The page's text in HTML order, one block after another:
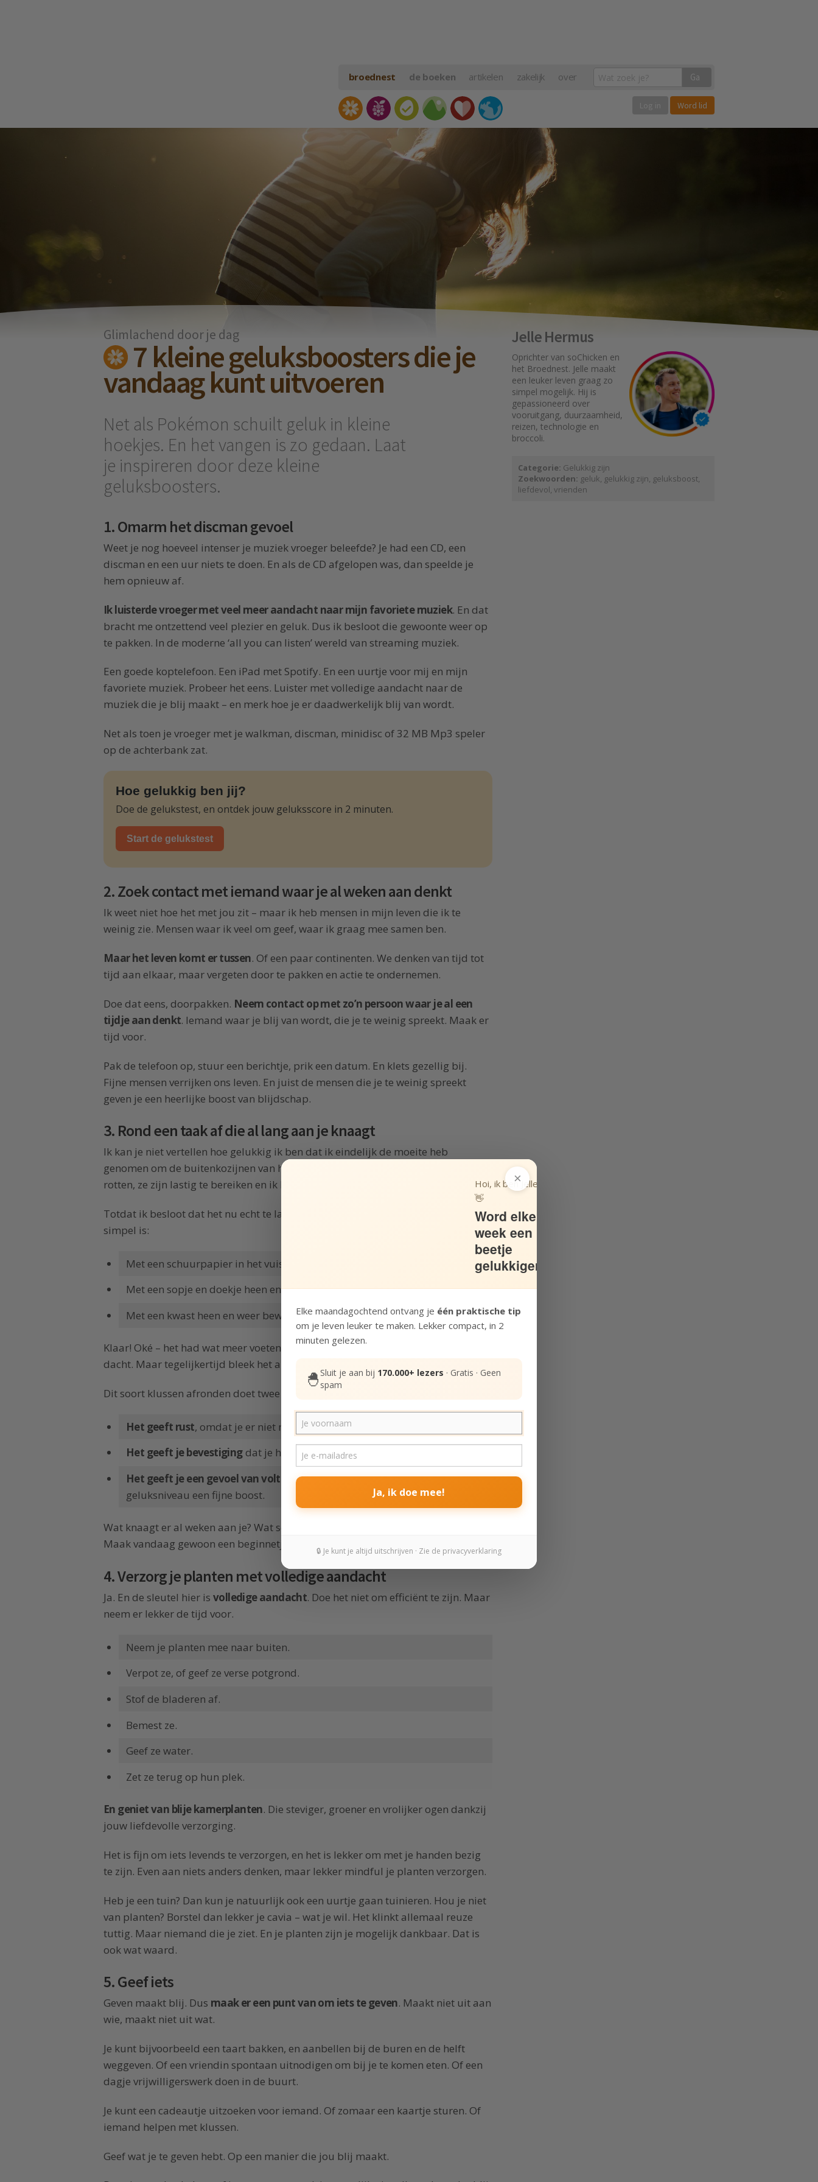
broednest de boeken artikelen zakelijk over Ga
Word lid
Glimlachend door je dag
7 kleine geluksboosters die je
vandaag kunt uitvoeren
Net als Pokémon schuilt geluk in kleine
hoekjes. En het vangen is zo gedaan. Laat
je inspireren door deze kleine
geluksboosters.
1. Omarm het discman gevoel
Weet je nog hoeveel intenser je muziek vroeger beleefde? Je had een CD, een
discman en een uur niets te doen. En als de CD afgelopen was, dan speelde je
hem opnieuw af.
Ik luisterde vroeger met veel meer aandacht naar mijn favoriete muziek. En dat
bracht me ontzettend veel plezier en geluk. Dus ik besloot die gewoonte weer op
te pakken. In de moderne ‘all you can listen’ wereld van streaming muziek.
Een goede koptelefoon. Een iPad met Spotify. En een uurtje voor mij en mijn
favoriete muziek. Probeer het eens. Luister met volledige aandacht naar de
muziek die je blij maakt – en merk hoe je er daadwerkelijk blij van wordt.
Net als toen je vroeger met je walkman, discman, minidisc of 32 MB Mp3 speler
op de achterbank zat.
Hoe gelukkig ben jij?
Doe de gelukstest, en ontdek jouw geluksscore in 2 minuten.
Start de gelukstest
2. Zoek contact met iemand waar je al weken aan denkt
Ik weet niet hoe het met jou zit – maar ik heb mensen in mijn leven die ik te
weinig zie. Mensen waar ik veel om geef, waar ik graag mee samen ben.
Maar het leven komt er tussen. Of een paar continenten. We denken van tijd tot
tijd aan elkaar, maar vergeten door te pakken en actie te ondernemen.
Doe dat eens, doorpakken. Neem contact op met zo’n persoon waar je al een
tijdje aan denkt. Iemand waar je blij van wordt, die je te weinig spreekt. Maak er
tijd voor.
Pak de telefoon op, stuur een berichtje, prik een datum. En klets gezellig bij.
Fijne mensen verrijken ons leven. En juist de mensen die je te weinig spreekt
geven je een heerlijke boost van blijdschap.
3. Rond een taak af die al lang aan je knaagt
Ik kan je niet vertellen hoe gelukkig ik ben dat ik eindelijk de moeite heb
genomen om de buitenkozijnen van het kantoor te schilderen. Ze waren aan het
rotten, ze zijn lastig te bereiken en ik heb
Totdat ik besloot dat het nu echt te lang aan me heeft geknaagd. En dat het heel
simpel is:
Met een schuurpapier in het vuistje mijn hand heen en weer bewegen.
Met een sopje en doekje heen en weer bewegen om het stof af te nemen.
Met een kwast heen en weer bewegen om het te schilderen.
Klaar! Oké – het had wat meer voeten in de aarde. Het bleek meer werk dan ik
dacht. Maar tegelijkertijd bleek het allemaal minder erg dan ik dacht.
Dit soort klussen afronden doet twee dingen:
Het geeft rust, omdat je er niet meer aan hoeft te denken.
Het geeft je bevestigingdat je het in je hoofd vaak groter maakt dan het is.
Het geeft je een gevoel van voltooiing en voldoening. En dat geeft je
geluksniveau een fijne boost.
Wat knaagt er al weken aan je? Wat schuif je al weken of maanden voor je uit?
Maak vandaag gewoon een beginnetje. Het voelt heerlijk.
4. Verzorg je planten met volledige aandacht
Ja. En de sleutel hier is volledige aandacht. Doe het niet om efficiënt te zijn. Maar
neem er lekker de tijd voor.
Neem je planten mee naar buiten.
Verpot ze, of geef ze verse potgrond.
Stof de bladeren af.
Bemest ze.
Geef ze water.
Zet ze terug op hun plek.
En geniet van blije kamerplanten. Die steviger, groener en vrolijker ogen dankzij
jouw liefdevolle verzorging.
Het is fijn om iets levends te verzorgen, en het is lekker om met je handen bezig
te zijn. Even aan niets anders denken, maar lekker mindful je planten verzorgen.
Heb je een tuin? Dan kun je natuurlijk ook een uurtje gaan tuinieren. Hou je niet
van planten? Borstel dan lekker je cavia – wat je wil. Het klinkt allemaal reuze
tuttig. Maar niemand die je ziet. En je planten zijn je mogelijk dankbaar. Dat is
ook wat waard.
5. Geef iets
Geven maakt blij. Dus maak er een punt van om iets te geven. Maakt niet uit aan
wie, maakt niet uit wat.
Je kunt bijvoorbeeld een taart bakken, en aanbellen bij de buren en de helft
weggeven. Of een vriendin spontaan uitnodigen om bij je te komen eten. Of een
dagje vrijwilligerswerk doen in de buurt.
Je kunt een cadeautje uitzoeken voor iemand. Of zomaar een kaartje sturen. Of
iemand helpen met klussen.
Geef wat je te geven hebt. Op een manier die jou blij maakt.
Jelle Hermus
Oprichter van soChicken en
het Broednest. Jelle maakt
een leuker leven graag zo
simpel mogelijk. Hij is
gepassioneerd over
vooruitgang, duurzaamheid,
reizen, technologie en
broccoli.
Categorie: Gelukkig zijn
Zoekwoorden: geluk, gelukkig zijn, geluksboost,
liefdevol, vrienden
×
Hoi, ik ben Jelle!
👋
Word elke
week een
beetje
gelukkiger
Elke maandagochtend ontvang je één praktische tip
om je leven leuker te maken. Lekker compact, in 2
minuten gelezen.
🐣 Sluit je aan bij 170.000+ lezers · Gratis · Geen
spam
Ja, ik doe mee!
🔒 Je kunt je altijd uitschrijven · Zie de privacyverklaring